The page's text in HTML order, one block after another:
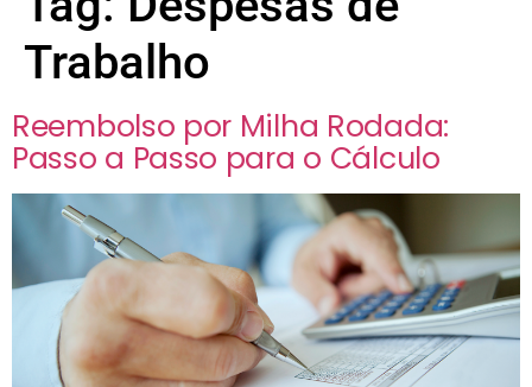
Trabalho
Reembolso por Milha Rodada:
Passo a Passo para o Cálculo